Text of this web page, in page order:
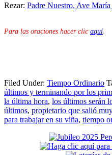
Rezar: Padre Nuestro, Ave
Para las oraciones hacer clic aquí.
Filed Under: Tiempo Ordinario
últimos y terminando por los
la última hora, los últimos serán
últimos, propietario que salió
para trabajar en su viña, tiempo
Primary
Sidebar